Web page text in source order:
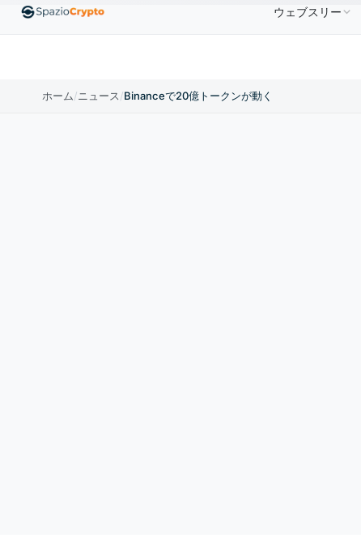
↑1.10% EthereumETH $0.9991 ↑0.00% BNBBNB
ウェブスリー
ホーム/ニュース/Binanceで20億トークンが動く